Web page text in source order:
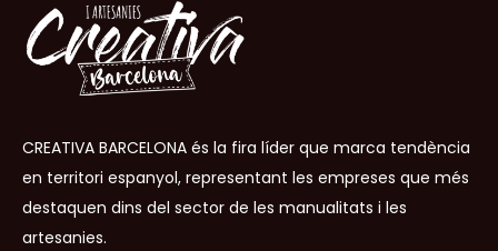
CREATIVA BARCELONA és la fira líder que marca tendència
en territori espanyol, representant les empreses que més
destaquen dins del sector de les manualitats i les
artesanies.